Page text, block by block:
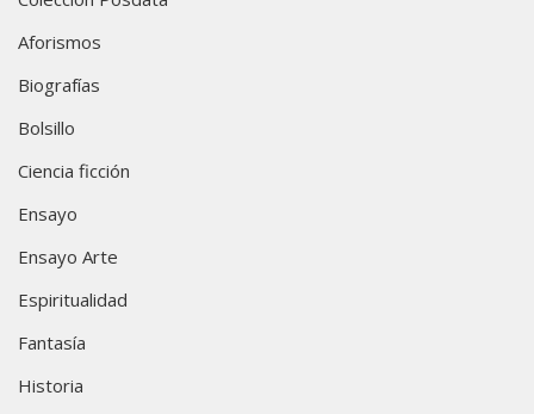
Aforismos
Biografías
Bolsillo
Ciencia ficción
Ensayo
Ensayo Arte
Espiritualidad
Fantasía
Historia